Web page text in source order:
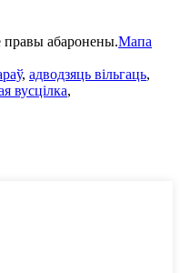
правы абаронены.Мапа
, адводзяць вільгаць,
вусцілка,